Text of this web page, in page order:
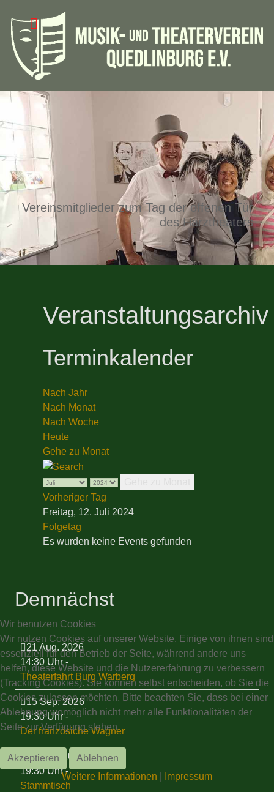
Vereinsmitglieder zum Tag der offenen Tür
des Harztheaters
Veranstaltungsarchiv
Terminkalender
Nach Jahr
Nach Monat
Nach Woche
Heute
Gehe zu Monat
Vorheriger Tag
Freitag, 12. Juli 2024
Folgetag
Es wurden keine Events gefunden
Demnächst
21 Aug. 2026
14:30 Uhr-
Theaterfahrt Burg Warberg
15 Sep. 2026
19:30 Uhr-
Der französiche Wagner
17 Sep. 2026
19:30 Uhr-
Stammtisch
Wir benutzen Cookies
Wir nutzen Cookies auf unserer Website. Einige von ihnen sind
essenziell für den Betrieb der Seite, während andere uns
helfen, diese Website und die Nutzererfahrung zu verbessern
(Tracking Cookies). Sie können selbst entscheiden, ob Sie die
Cookies zulassen möchten. Bitte beachten Sie, dass bei einer
Ablehnung womöglich nicht mehr alle Funktionalitäten der
Seite zur Verfügung stehen.
Akzeptieren
Ablehnen
Weitere Informationen
Impressum